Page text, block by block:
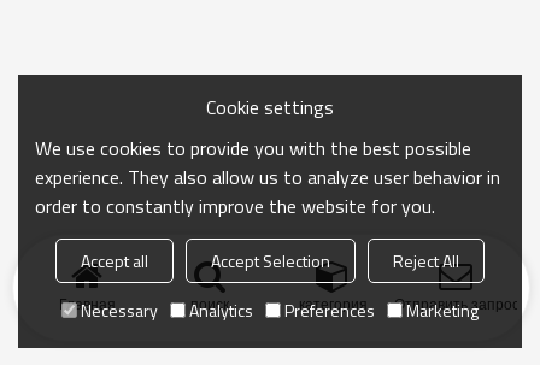
Главная поиск категория Отправить запрос
Cookie settings
We use cookies to provide you with the best possible
experience. They also allow us to analyze user behavior in
order to constantly improve the website for you.
Accept all Accept Selection
Reject All
Necessary
Analytics Preferences Marketing